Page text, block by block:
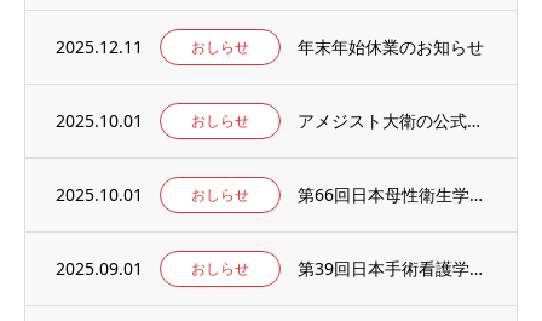
2025.12.11 おしらせ 年末年始休業のお知らせ
2025.10.01 おしらせ アメジスト大衛の公式WEBサイト【アメジストAmazonブランドサイト】がオープン！
2025.10.01 おしらせ 第66回日本母性衛生学会学術集会の併設出展ブースに出展のお知らせ
2025.09.01 おしらせ 第39回日本手術看護学会年次大会の併設出展ブースに出展のお知らせ